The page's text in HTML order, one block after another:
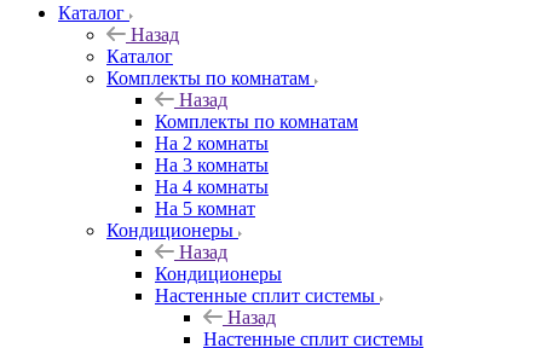
Каталог
Назад
Каталог
Комплекты по комнатам
Назад
Комплекты по комнатам
На 2 комнаты
На 3 комнаты
На 4 комнаты
На 5 комнат
Кондиционеры
Назад
Кондиционеры
Настенные сплит системы
Назад
Настенные сплит системы